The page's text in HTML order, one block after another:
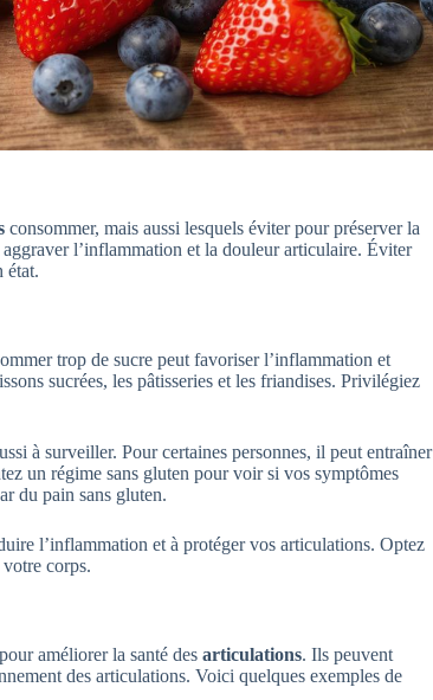
consommer, mais aussi lesquels éviter pour préserver la
l’inflammation et la douleur articulaire. Éviter
état.
trop de sucre peut favoriser l’inflammation et
sucrées, les pâtisseries et les friandises. Privilégiez
à surveiller. Pour certaines personnes, il peut entraîner
un régime sans gluten pour voir si vos symptômes
du pain sans gluten.
l’inflammation et à protéger vos articulations. Optez
corps.
améliorer la santé des articulations. Ils peuvent
des articulations. Voici quelques exemples de